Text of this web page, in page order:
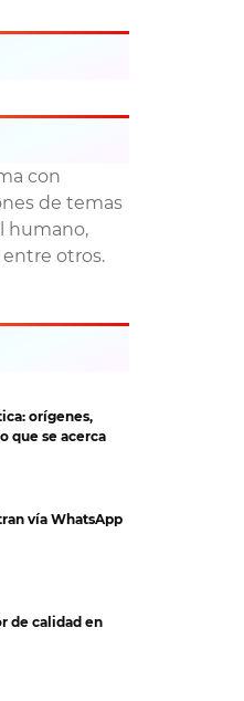
con
de temas
humano,
entre otros.
orígenes,
que se acerca
vía WhatsApp
de calidad en